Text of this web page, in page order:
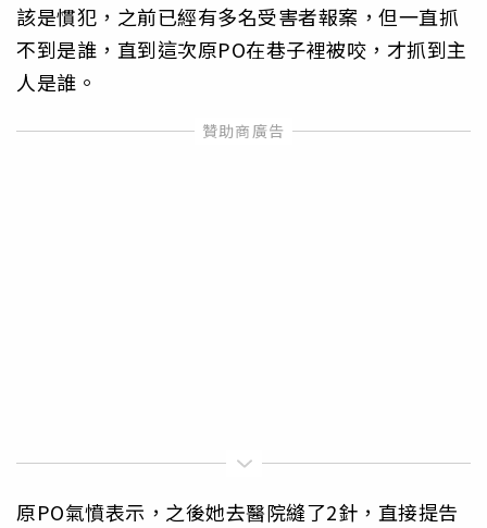
該是慣犯，之前已經有多名受害者報案，但一直抓
不到是誰，直到這次原PO在巷子裡被咬，才抓到主
人是誰。
原PO氣憤表示，之後她去醫院縫了2針，直接提告